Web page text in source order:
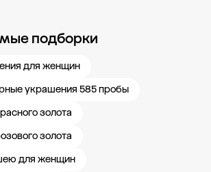
подборки
для женщин
украшения 585 пробы
золота
золота
для женщин
ЗОЛОТОЙ Блог